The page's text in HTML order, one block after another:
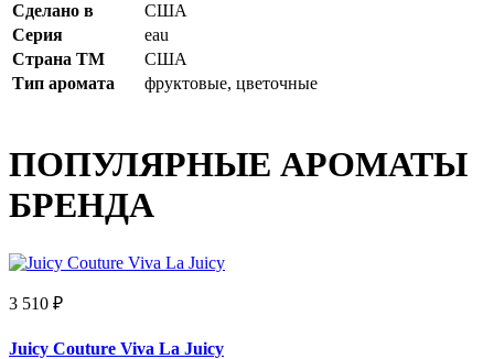
Сделано в
США
Серия
eau
Страна ТМ
США
Тип аромата
фруктовые, цветочные
ПОПУЛЯРНЫЕ АРОМАТЫ
БРЕНДА
3 510 ₽
Juicy Couture Viva La Juicy